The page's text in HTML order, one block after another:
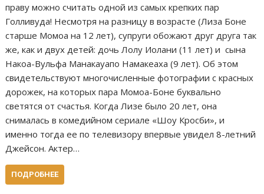
праву можно считать одной из самых крепких пар
Голливуда! Несмотря на разницу в возрасте (Лиза Боне
старше Момоа на 12 лет), супруги обожают друг друга так
же, как и двух детей: дочь Лолу Иолани (11 лет) и сына
Накоа-Вульфа Манакауапо Намакеаха (9 лет). Об этом
свидетельствуют многочисленные фотографии с красных
дорожек, на которых пара Момоа-Боне буквально
светятся от счастья. Когда Лизе было 20 лет, она
снималась в комедийном сериале «Шоу Кросби», и
именно тогда ее по телевизору впервые увидел 8-летний
Джейсон. Актер…
ПОДРОБНЕЕ